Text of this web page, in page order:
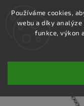
Používáme cookies,
webu a díky
funkce, výkon
SS166P -